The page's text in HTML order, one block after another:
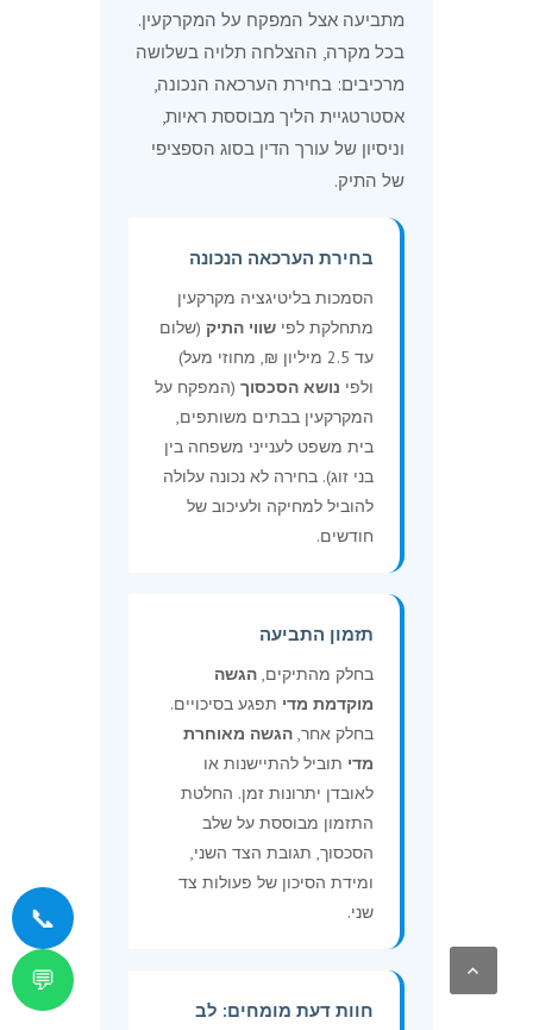
מתביעה אצל המפקח על המקרקעין.
בכל מקרה, ההצלחה תלויה בשלושה
מרכיבים: בחירת הערכאה הנכונה,
אסטרטגיית הליך מבוססת ראיות,
וניסיון של עורך הדין בסוג הספציפי
של התיק.
בחירת הערכאה הנכונה
הסמכות בליטיגציה מקרקעין
מתחלקת לפי שווי התיק (שלום
עד 2.5 מיליון ₪, מחוזי מעל)
ולפי נושא הסכסוך (המפקח על
המקרקעין בבתים משותפים,
בית משפט לענייני משפחה בין
בני זוג). בחירה לא נכונה עלולה
להוביל למחיקה ולעיכוב של
חודשים.
תזמון התביעה
בחלק מהתיקים, הגשה
מוקדמת מדי תפגע בסיכויים.
בחלק אחר, הגשה מאוחרת
מדי תוביל להתיישנות או
לאובדן יתרונות זמן. החלטת
התזמון מבוססת על שלב
הסכסוך, תגובת הצד השני,
ומידת הסיכון של פעולות צד
שני.
חוות דעת מומחים: לב
📞
💬